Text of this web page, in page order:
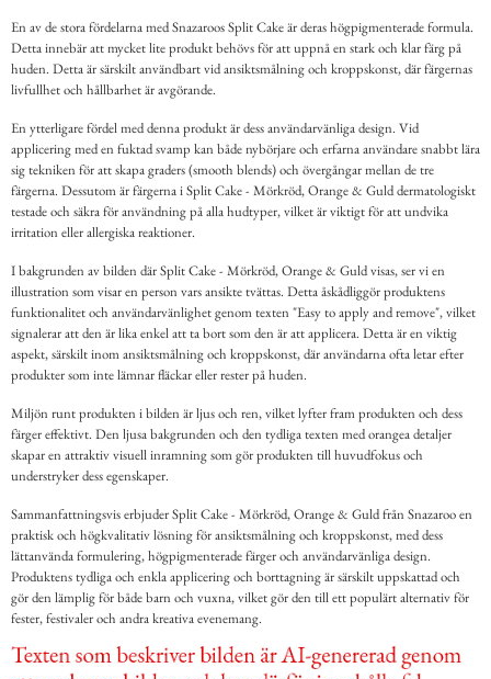
En av de stora fördelarna med Snazaroos Split Cake är deras högpigmenterade formula.
Detta innebär att mycket lite produkt behövs för att uppnå en stark och klar färg på
huden. Detta är särskilt användbart vid ansiktsmålning och kroppskonst, där färgernas
livfullhet och hållbarhet är avgörande.
En ytterligare fördel med denna produkt är dess användarvänliga design. Vid
applicering med en fuktad svamp kan både nybörjare och erfarna användare snabbt lära
sig tekniken för att skapa graders (smooth blends) och övergångar mellan de tre
färgerna. Dessutom är färgerna i Split Cake - Mörkröd, Orange & Guld dermatologiskt
testade och säkra för användning på alla hudtyper, vilket är viktigt för att undvika
irritation eller allergiska reaktioner.
I bakgrunden av bilden där Split Cake - Mörkröd, Orange & Guld visas, ser vi en
illustration som visar en person vars ansikte tvättas. Detta åskådliggör produktens
funktionalitet och användarvänlighet genom texten "Easy to apply and remove", vilket
signalerar att den är lika enkel att ta bort som den är att applicera. Detta är en viktig
aspekt, särskilt inom ansiktsmålning och kroppskonst, där användarna ofta letar efter
produkter som inte lämnar fläckar eller rester på huden.
Miljön runt produkten i bilden är ljus och ren, vilket lyfter fram produkten och dess
färger effektivt. Den ljusa bakgrunden och den tydliga texten med orangea detaljer
skapar en attraktiv visuell inramning som gör produkten till huvudfokus och
understryker dess egenskaper.
Sammanfattningsvis erbjuder Split Cake - Mörkröd, Orange & Guld från Snazaroo en
praktisk och högkvalitativ lösning för ansiktsmålning och kroppskonst, med dess
lättanvända formulering, högpigmenterade färger och användarvänliga design.
Produktens tydliga och enkla applicering och borttagning är särskilt uppskattad och
gör den lämplig för både barn och vuxna, vilket gör den till ett populärt alternativ för
fester, festivaler och andra kreativa evenemang.